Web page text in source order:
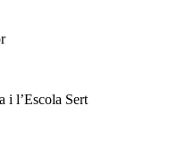
i l’Escola Sert